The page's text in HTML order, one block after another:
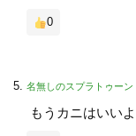
0
名無しのスプラトゥーン
もうカニはいい